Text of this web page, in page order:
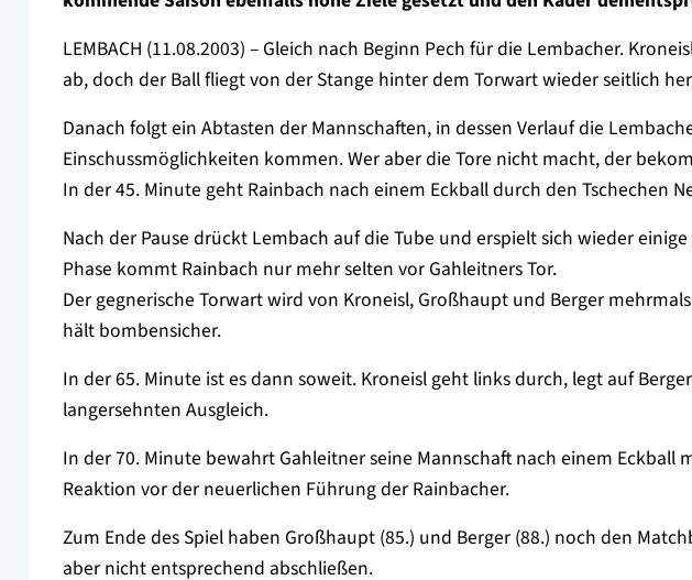
LEMBACH (11.08.2003) – Gleich nach Beginn Pech für die Lembacher.
ab, doch der Ball fliegt von der Stange hinter dem Torwart wieder seitlich
Danach folgt ein Abtasten der Mannschaften, in dessen Verlauf die
Einschussmöglichkeiten kommen. Wer aber die Tore nicht macht, der
In der 45. Minute geht Rainbach nach einem Eckball durch den Tschechen
Nach der Pause drückt Lembach auf die Tube und erspielt sich wieder
Phase kommt Rainbach nur mehr selten vor Gahleitners Tor.
Der gegnerische Torwart wird von Kroneisl, Großhaupt und Berger
hält bombensicher.
In der 65. Minute ist es dann soweit. Kroneisl geht links durch, legt auf
langersehnten Ausgleich.
In der 70. Minute bewahrt Gahleitner seine Mannschaft nach einem Eckball
Reaktion vor der neuerlichen Führung der Rainbacher.
Zum Ende des Spiel haben Großhaupt (85.) und Berger (88.) noch den
aber nicht entsprechend abschließen.